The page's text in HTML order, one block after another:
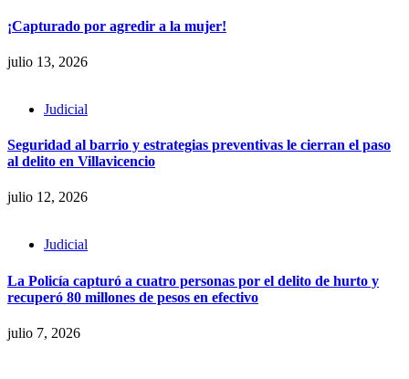
¡Capturado por agredir a la mujer!
julio 13, 2026
Judicial
Seguridad al barrio y estrategias preventivas le cierran el paso
al delito en Villavicencio
julio 12, 2026
Judicial
La Policía capturó a cuatro personas por el delito de hurto y
recuperó 80 millones de pesos en efectivo
julio 7, 2026